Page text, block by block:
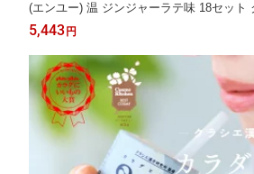
(エンユー) 温 ジンジャーラテ味 18セット
修 和漢ドリンク おまもりドリンク ライス
漢エキス 生薬 ジンジャー 温活 生姜 とと
ント 温もり
5,443 円